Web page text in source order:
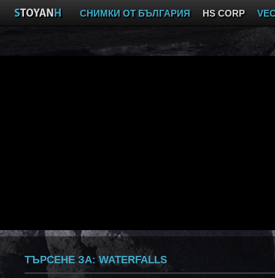
СНИМКИ ОТ БЪЛГАРИЯ HS CORP
ТЪРСЕНЕ ЗА:WATERFALLS